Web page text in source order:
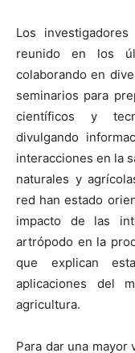
Los
reunido en los
colaborando en
seminarios para
científicos y
divulgando
interacciones en la
naturales y
red han estado
impacto de las
artrópodo en la
que explican
aplicaciones del
agricultura.
Para dar una mayor